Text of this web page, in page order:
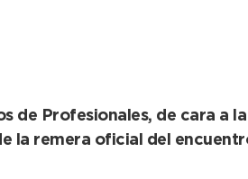
de Profesionales, de cara a
la remera oficial del